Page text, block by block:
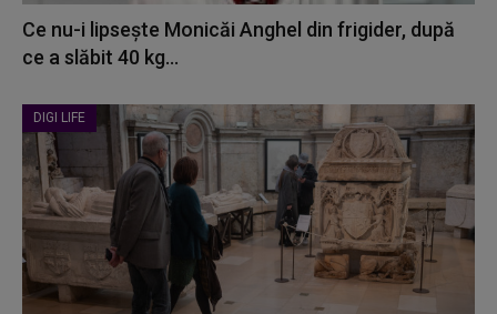
Ce nu-i lipsește Monicăi Anghel din frigider, după
ce a slăbit 40 kg...
DIGI LIFE